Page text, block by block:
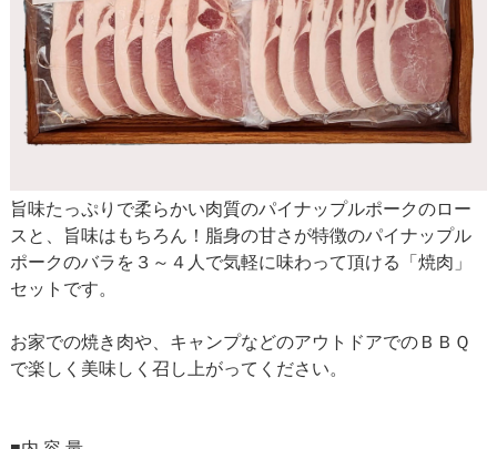
旨味たっぷりで柔らかい肉質のパイナップルポークのロー
スと、旨味はもちろん！脂身の甘さが特徴のパイナップル
ポークのバラを３～４人で気軽に味わって頂ける「焼肉」
セットです。
お家での焼き肉や、キャンプなどのアウトドアでのＢＢＱ
で楽しく美味しく召し上がってください。